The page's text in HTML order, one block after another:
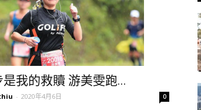
是我的救贖 游美雯跑...
- 2020年4月6日 0